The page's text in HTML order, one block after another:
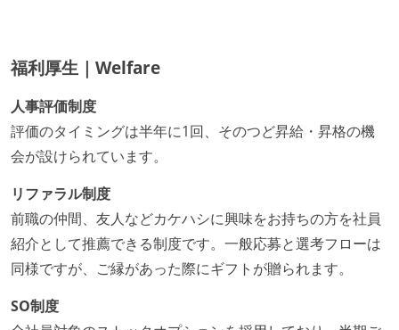
福利厚生｜Welfare
人事評価制度
評価のタイミングは半年に1回、そのつど昇給・昇格の機
会が設けられています。
リファラル制度
前職の仲間、友人などカケハシに興味をお持ちの方を社員
紹介として推薦できる制度です。一般応募と選考フローは
同様ですが、ご縁があった際にギフトが贈られます。
SO制度